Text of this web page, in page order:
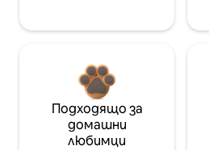
Подходящо за
домашни
любимци